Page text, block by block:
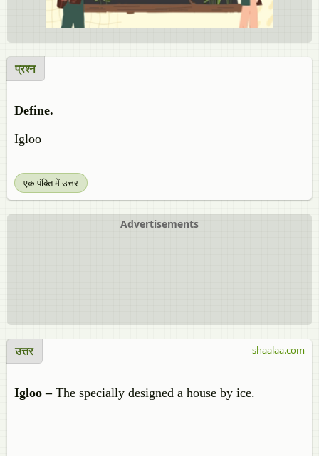
प्रश्न
Define.
Igloo
एक पंक्ति में उत्तर
Advertisements
उत्तर
Igloo –The specially designed a house by ice.
shaalaa.com